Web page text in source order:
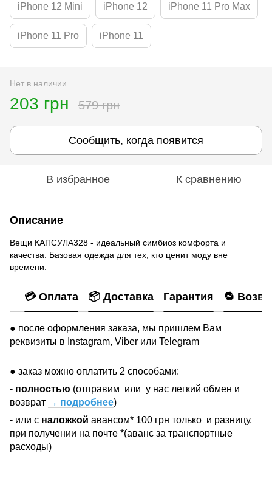
iPhone 12 Mini iPhone 12 iPhone 11 Pro Max
iPhone 11 Pro iPhone 11
Нет в наличии
203 грн 579 грн
Сообщить, когда появится
В избранное К сравнению
Описание
Вещи КАПСУЛА328 - идеальный симбиоз комфорта и
качества. Базовая одежда для тех, кто ценит моду вне
времени.
💳 Оплата 📦 Доставка Гарантия 🔁
● после оформления заказа, мы пришлем Вам
реквизиты в Instagram, Viber или Telegram
● заказ можно оплатить 2 способами:
- полностью (отправим или у нас легкий обмен и
возврат → подробнее)
- или с наложкой авансом* 100 грн только и разницу,
при получении на почте *(аванс за транспортные
расходы)